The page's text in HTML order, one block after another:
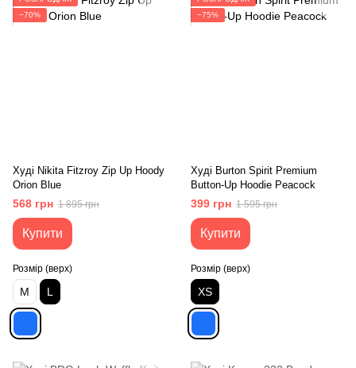
−70%
Худі Nikita Fitzroy Zip Up Hoody
Orion Blue
568 грн 1 895 грн
Купити
Розмір (верх)
M L
−75%
Худі Burton Spirit Premium
Button-Up Hoodie Peacock
399 грн 1 595 грн
Купити
Розмір (верх)
XS